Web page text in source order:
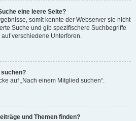
eine leere Seite?
somit konnte der Webserver sie nicht
Suche und gib spezifischere Suchbegriffe
verschiedene Unterforen.
auf „Nach einem Mitglied suchen“.
und Themen finden?